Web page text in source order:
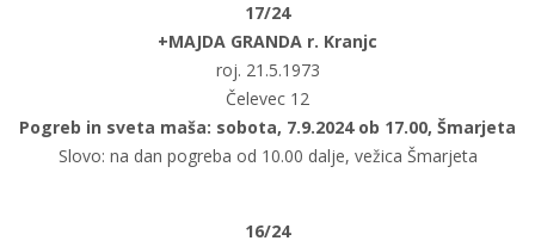
17/24
+MAJDA GRANDA r. Kranjc
roj. 21.5.1973
Čelevec 12
Pogreb in sveta maša: sobota, 7.9.2024 ob 17.00, Šmarjeta
Slovo: na dan pogreba od 10.00 dalje, vežica Šmarjeta
16/24